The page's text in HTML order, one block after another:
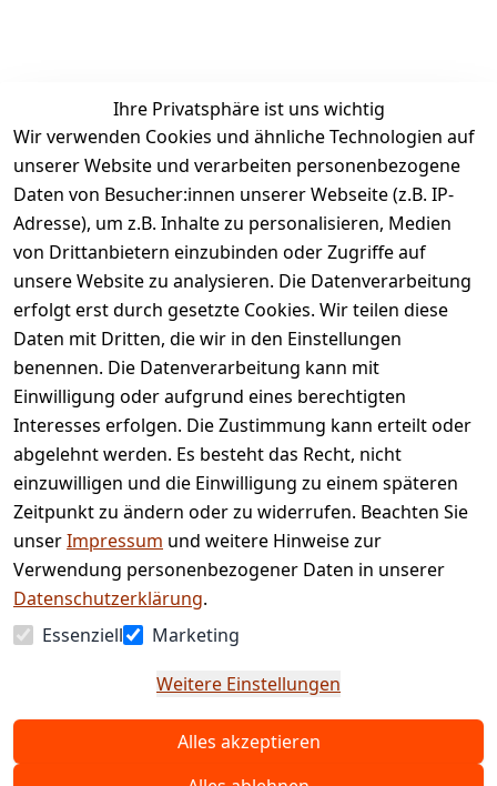
Ihre Privatsphäre ist uns wichtig
Wir verwenden Cookies und ähnliche Technologien auf
unserer Website und verarbeiten personenbezogene
Daten von Besucher:innen unserer Webseite (z.B. IP-
Adresse), um z.B. Inhalte zu personalisieren, Medien
von Drittanbietern einzubinden oder Zugriffe auf
unsere Website zu analysieren. Die Datenverarbeitung
erfolgt erst durch gesetzte Cookies. Wir teilen diese
Daten mit Dritten, die wir in den Einstellungen
benennen. Die Datenverarbeitung kann mit
Einwilligung oder aufgrund eines berechtigten
Interesses erfolgen. Die Zustimmung kann erteilt oder
abgelehnt werden. Es besteht das Recht, nicht
einzuwilligen und die Einwilligung zu einem späteren
Zeitpunkt zu ändern oder zu widerrufen. Beachten Sie
unserImpressum und weitere Hinweise zur
Verwendung personenbezogener Daten in unserer
Datenschutzerklärung.
Essenziell
Marketing
Weitere Einstellungen
Alles akzeptieren
Rechtliches
AGB
Impressum
Datenschutze
rklärung
Barrierefreihe
itserklärung
Widerrufsrec
ht
Services
Kontakt
Registrieren
Retourenpo
rtal
Vertrag
widerrufen
© Copyright 2025 www.etc-shop.de GmbH & Co.